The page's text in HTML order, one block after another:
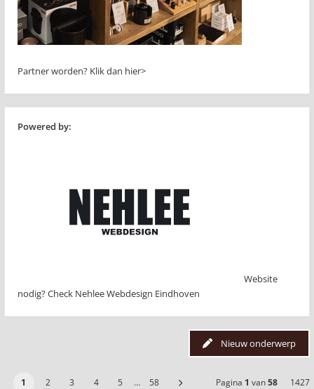
Partner worden? Klik dan hier>
Powered by:
Website
nodig? Check Nehlee Webdesign Eindhoven
Nieuw onderwerp
1 2 3 4 5 … 58 Pagina 1 van58 1427